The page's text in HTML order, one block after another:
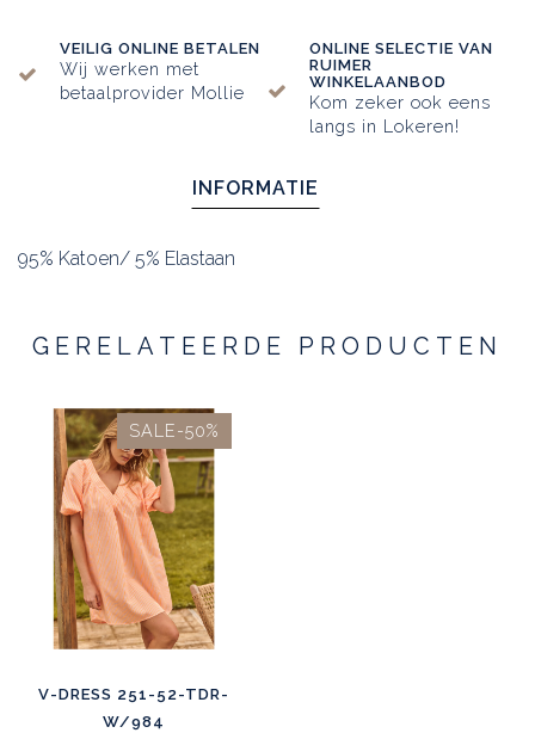
VEILIG ONLINE BETALEN
Wij werken met
betaalprovider Mollie
ONLINE SELECTIE VAN
RUIMER
WINKELAANBOD
Kom zeker ook eens
langs in Lokeren!
INFORMATIE
95% Katoen/ 5% Elastaan
GERELATEERDE PRODUCTEN
SALE-50%
V-DRESS 251-52-TDR-
W/984